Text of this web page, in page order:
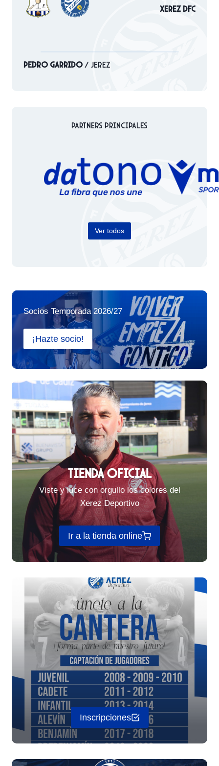
Xerez DFC
Pedro Garrido / JEREZ
Partners Principales
Ver todos
Socios Temporada 2026/27
¡Hazte socio!
TIENDA OFICIAL
Viste y luce con orgullo los colores del
Xerez Deportivo
Ir a la tienda online
Inscripciones